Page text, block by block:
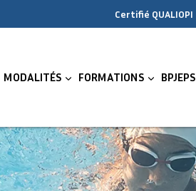
Certifié QUALIOPI
MODALITÉS FORMATIONS BPJEPS